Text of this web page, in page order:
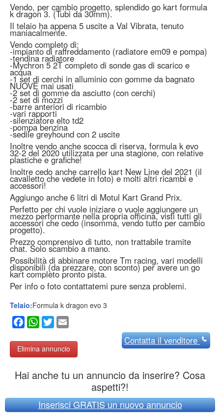
Vendo, per cambio progetto, splendido go kart formula
k dragon 3. (Tubi da 30mm).
Il telaio ha appena 5 uscite a Val Vibrata, tenuto
maniacalmente.
Vendo completo di:
-impianto di raffreddamento (radiatore em09 e pompa)
-tendina radiatore
-Mychron 5 2T completo di sonde gas di scarico e
acqua
-1 set di cerchi in alluminio con gomme da bagnato
NUOVE mai usati
-2 set di gomme da asciutto (con cerchi)
-2 set di mozzi
-barre anteriori di ricambio
-vari rapporti
-silenziatore elto td2
-pompa benzina
-sedile greyhound con 2 uscite
Inoltre vendo anche scocca di riserva, formula k evo
32-2 del 2020 utilizzata per una stagione, con relative
plastiche e grafiche!
Inoltre cedo anche carrello kart New Line del 2021 (il
cavalletto che vedete in foto) e molti altri ricambi e
accessori!
Aggiungo anche 6 litri di Motul Kart Grand Prix.
Perfetto per chi vuole iniziare o vuole aggiungere un
mezzo performante nella propria officina, visti tutti gli
accessori che cedo (insomma, vendo tutto per cambio
progetto).
Prezzo comprensivo di tutto, non trattabile tramite
chat. Solo scambio a mano.
Possibilità di abbinare motore Tm racing, vari modelli
disponibili (da prezzare, con sconto) per avere un go
kart completo pronto pista.
Per info o foto contattatemi pure senza problemi.
Telaio:Formula k dragon evo 3
Facebook
WhatsApp
Twitter
Elimina annuncio
Contattail venditore
Hai anche tu un annuncio da inserire? Cosa
aspetti?!
Inserisci GRATIS un nuovo annuncio